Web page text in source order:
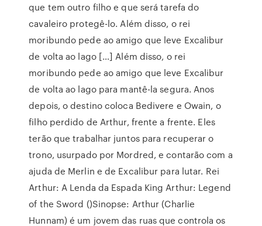
que tem outro filho e que será tarefa do
cavaleiro protegê-lo. Além disso, o rei
moribundo pede ao amigo que leve Excalibur
de volta ao lago […] Além disso, o rei
moribundo pede ao amigo que leve Excalibur
de volta ao lago para mantê-la segura. Anos
depois, o destino coloca Bedivere e Owain, o
filho perdido de Arthur, frente a frente. Eles
terão que trabalhar juntos para recuperar o
trono, usurpado por Mordred, e contarão com a
ajuda de Merlin e de Excalibur para lutar. Rei
Arthur: A Lenda da Espada King Arthur: Legend
of the Sword ()Sinopse: Arthur (Charlie
Hunnam) é um jovem das ruas que controla os